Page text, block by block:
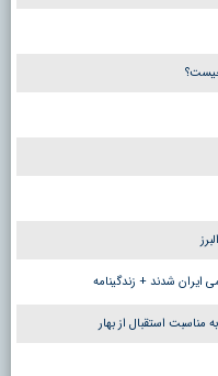
ایران شدند + زندگینامه
استقبال از بهار